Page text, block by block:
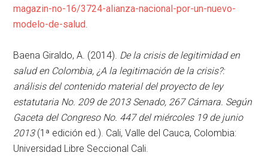
magazin-no-16/3724-alianza-nacional-por-un-nuevo-
modelo-de-salud.
Baena Giraldo, A. (2014). De la crisis de legitimidad en
salud en Colombia, ¿A la legitimación de la crisis?:
análisis del contenido material del proyecto de ley
estatutaria No. 209 de 2013 Senado, 267 Cámara. Según
Gaceta del Congreso No. 447 del miércoles 19 de junio
2013(1ª edición ed.). Cali, Valle del Cauca, Colombia:
Universidad Libre Seccional Cali.